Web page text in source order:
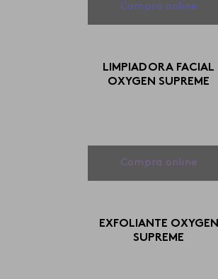
Compra online
LIMPIADORA FACIAL
OXYGEN SUPREME
Compra online
EXFOLIANTE OXYGEN
SUPREME